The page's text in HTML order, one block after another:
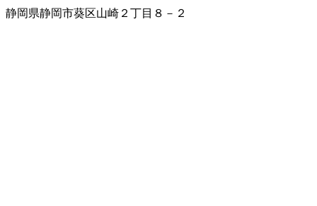
静岡県静岡市葵区山崎２丁目８－２